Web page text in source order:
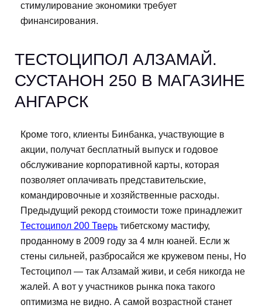
стимулирование экономики требует
финансирования.
ТЕСТОЦИПОЛ АЛЗАМАЙ.
СУСТАНОН 250 В МАГАЗИНЕ
АНГАРСК
Кроме того, клиенты Бинбанка, участвующие в
акции, получат бесплатный выпуск и годовое
обслуживание корпоративной карты, которая
позволяет оплачивать представительские,
командировочные и хозяйственные расходы.
Предыдущий рекорд стоимости тоже принадлежит
Тестоципол 200 Тверь тибетскому мастифу,
проданному в 2009 году за 4 млн юаней. Если ж
стены сильней, разбросайся же кружевом пены, Но
Тестоципол — так Алзамай живи, и себя никогда не
жалей. А вот у участников рынка пока такого
оптимизма не видно. А самой возрастной станет